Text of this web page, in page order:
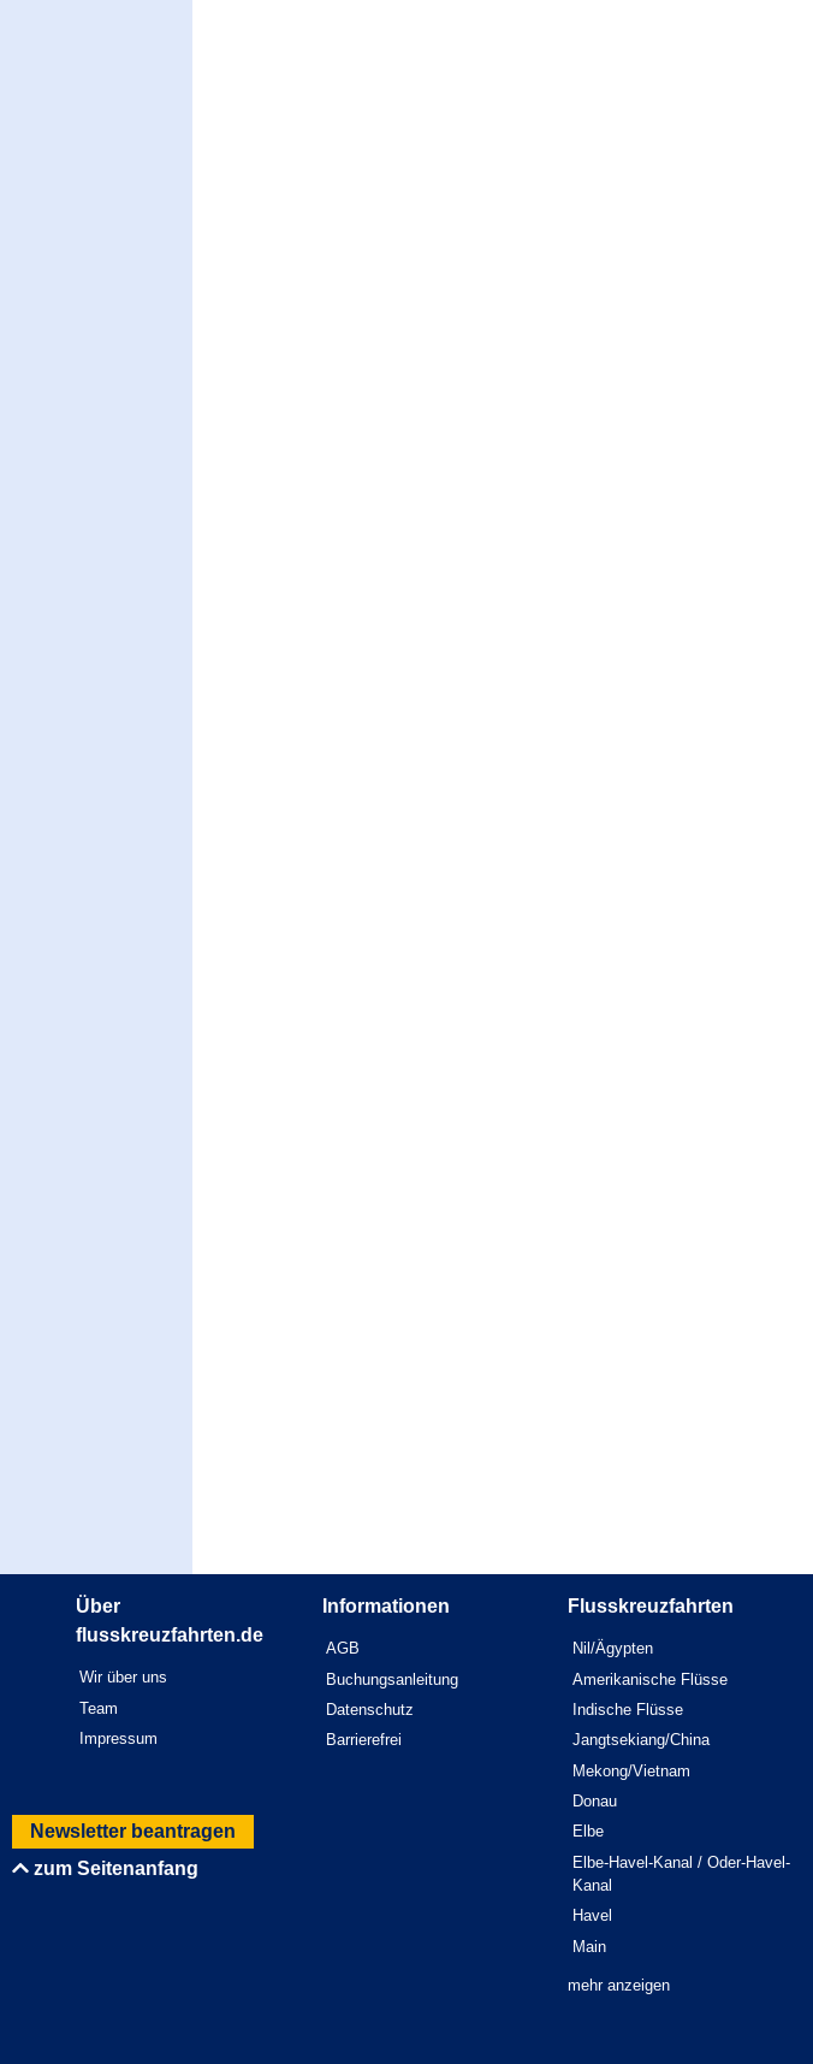
Newsletter beantragen
zum Seitenanfang
Über
flusskreuzfahrten.de
Wir über uns
Team
Impressum
Informationen
AGB
Buchungsanleitung
Datenschutz
Barrierefrei
Flusskreuzfahrten
Nil/Ägypten
Amerikanische Flüsse
Indische Flüsse
Jangtsekiang/China
Mekong/Vietnam
Donau
Elbe
Elbe-Havel-Kanal / Oder-Havel-
Kanal
Havel
Main
mehr anzeigen